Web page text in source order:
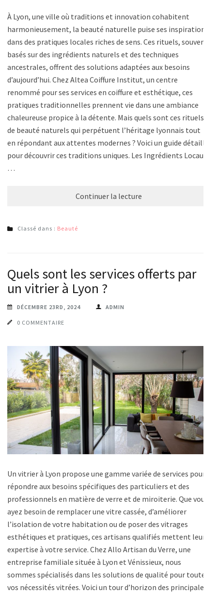
À Lyon, une ville où traditions et innovation cohabitent
harmonieusement, la beauté naturelle puise ses inspirations
dans des pratiques locales riches de sens. Ces rituels, souvent
basés sur des ingrédients naturels et des techniques
ancestrales, offrent des solutions adaptées aux besoins
d’aujourd’hui. Chez Altea Coiffure Institut, un centre
renommé pour ses services en coiffure et esthétique, ces
pratiques traditionnelles prennent vie dans une ambiance
chaleureuse propice à la détente. Mais quels sont ces rituels
de beauté naturels qui perpétuent l’héritage lyonnais tout
en répondant aux attentes modernes ? Voici un guide détaillé
pour découvrir ces traditions uniques. Les Ingrédients Locaux
…
Continuer la lecture
Classé dans : Beauté
Quels sont les services offerts par
un vitrier à Lyon ?
DÉCEMBRE 23RD, 2024 ADMIN
0 COMMENTAIRE
Un vitrier à Lyon propose une gamme variée de services pour
répondre aux besoins spécifiques des particuliers et des
professionnels en matière de verre et de miroiterie. Que vous
ayez besoin de remplacer une vitre cassée, d’améliorer
l’isolation de votre habitation ou de poser des vitrages
esthétiques et pratiques, ces artisans qualifiés mettent leur
expertise à votre service. Chez Allo Artisan du Verre, une
entreprise familiale située à Lyon et Vénissieux, nous
sommes spécialisés dans les solutions de qualité pour toutes
vos nécessités vitrées. Voici un tour d’horizon des principales